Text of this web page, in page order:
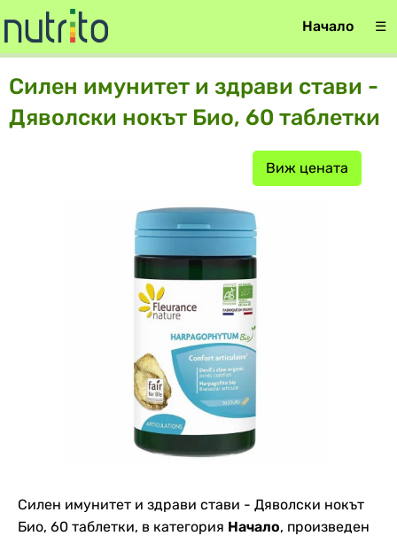
Начало ☰
Силен имунитет и здрави стави -
Дяволски нокът Био, 60 таблетки
Виж цената
Силен имунитет и здрави стави - Дяволски нокът
Био, 60 таблетки, в категория Начало, произведен